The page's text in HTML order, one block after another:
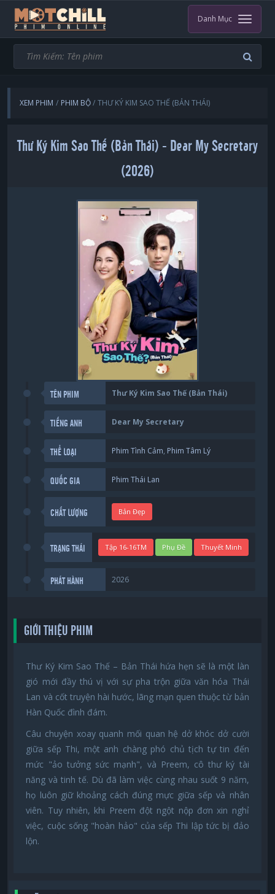
Danh Mục
XEM PHIM PHIM BỘ THƯ KÝ KIM SAO THẾ (BẢN THÁI)
Thư Ký Kim Sao Thế (Bản Thái) - Dear My Secretary
(2026)
TÊN PHIM Thư Ký Kim Sao Thế (Bản Thái)
TIẾNG ANH Dear My Secretary
THỂ LOẠI Phim Tình Cảm, Phim Tâm Lý
QUỐC GIA Phim Thái Lan
CHẤT LƯỢNG Bản Đẹp
TRẠNG THÁI Tập 16-16TM Phụ Đề Thuyết Minh
PHÁT HÀNH 2026
GIỚI THIỆU PHIM
Thư Ký Kim Sao Thế – Bản Thái hứa hẹn sẽ là một làn
gió mới đầy thú vị với sự pha trộn giữa văn hóa Thái
Lan và cốt truyện hài hước, lãng mạn quen thuộc từ bản
Hàn Quốc đình đám.
Câu chuyện xoay quanh mối quan hệ dở khóc dở cười
giữa sếp Thi, một anh chàng phó chủ tịch tự tin đến
mức "ảo tưởng sức mạnh", và Preem, cô thư ký tài
năng và tinh tế. Dù đã làm việc cùng nhau suốt 9 năm,
họ luôn giữ khoảng cách đúng mực giữa sếp và nhân
viên. Tuy nhiên, khi Preem đột ngột nộp đơn xin nghỉ
việc, cuộc sống "hoàn hảo" của sếp Thi lập tức bị đảo
lộn.